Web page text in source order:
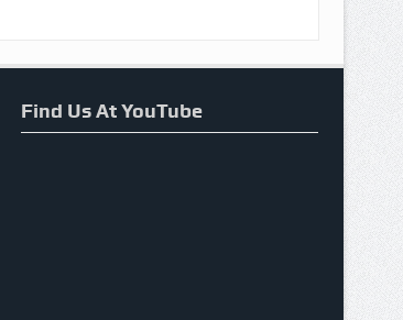
Find Us At YouTube